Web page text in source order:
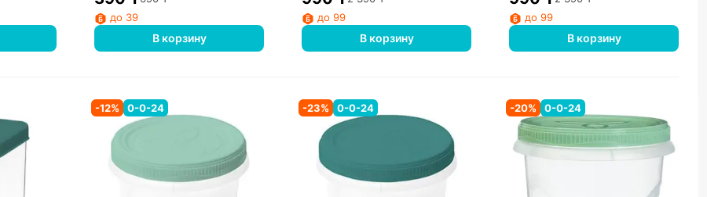
до 39
В корзину
до 99
В корзину
до 99
В корзину
-12% 0-0-24 -23% 0-0-24 -20% 0-0-24